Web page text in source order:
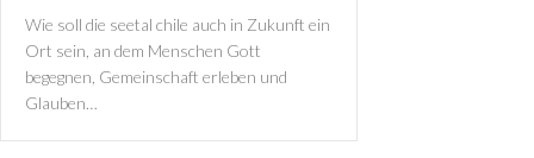
Wie soll die seetal chile auch in Zukunft ein
Ort sein, an dem Menschen Gott
begegnen, Gemeinschaft erleben und
Glauben…